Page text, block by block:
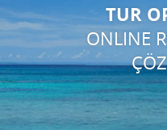
TUR
ONLINE